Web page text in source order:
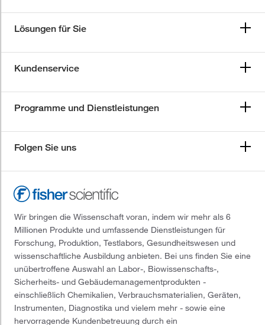
Lösungen für Sie
Kundenservice
Programme und Dienstleistungen
Folgen Sie uns
Wir bringen die Wissenschaft voran, indem wir mehr als 6
Millionen Produkte und umfassende Dienstleistungen für
Forschung, Produktion, Testlabors, Gesundheitswesen und
wissenschaftliche Ausbildung anbieten. Bei uns finden Sie eine
unübertroffene Auswahl an Labor-, Biowissenschafts-,
Sicherheits- und Gebäudemanagementprodukten -
einschließlich Chemikalien, Verbrauchsmaterialien, Geräten,
Instrumenten, Diagnostika und vielem mehr - sowie eine
hervorragende Kundenbetreuung durch ein